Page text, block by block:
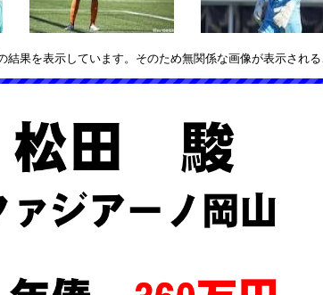
結果を表示しています。そのため無関係な画像が表示され